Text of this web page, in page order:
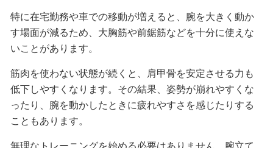
特に在宅勤務や車での移動が増えると、腕を大きく動か
す場面が減るため、大胸筋や前鋸筋などを十分に使えな
いことがあります。
筋肉を使わない状態が続くと、肩甲骨を安定させる力も
低下しやすくなります。その結果、姿勢が崩れやすくな
ったり、腕を動かしたときに疲れやすさを感じたりする
こともあります。